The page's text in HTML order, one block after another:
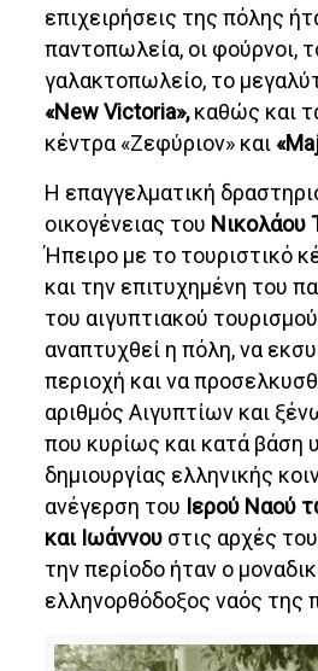
επιχειρήσεις της πόλης
παντοπωλεία, οι φούρνοι,
γαλακτοπωλείο, το
«New Victoria»,καθώς και
κέντρα «Ζεφύριον» και
Η επαγγελματική
οικογένειας του Νικολάου
Ήπειρο με το τουριστικό
και την επιτυχημένη του
του αιγυπτιακού
αναπτυχθεί η πόλη, να
περιοχή και να
αριθμός Αιγυπτίων και
που κυρίως και κατά βάση
δημιουργίας ελληνικής
ανέγερση του Ιερού Ναού
και Ιωάννου στις αρχές
την περίοδο ήταν ο
ελληνορθόδοξος ναός της